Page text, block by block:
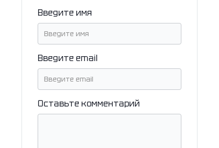
Введите имя
Введите email
Оставьте комментарий